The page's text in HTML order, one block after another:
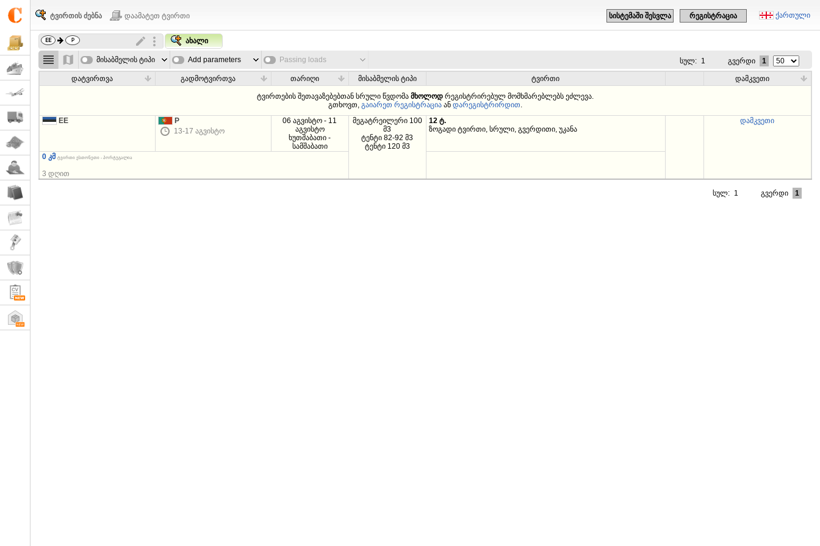
ქართული
სისტემაში შესვლა რეგისტრაცია
ტვირთის ძებნა დაამატეთ ტვირთი
ახალი
მისაბმელის ტიპი Add parameters Passing loads სულ: 1 გვერდი 1
დატვირთვა გადმოტვირთვა თარიღი მისაბმელის ტიპი ტვირთი დამკვეთი
ტვირთების შეთავაზებებთან სრული წვდომა მხოლოდრეგისტრირებულ მომხმარებლებს ეძლევა.
გთხოვთ, გაიარეთ რეგისტრაციაან დარეგისტრირდით.
EE
P
13-17 აგვისტო
06 აგვისტო - 11
აგვისტო
ხუთშაბათი -
სამშაბათი
მეგატრეილერი 100
მ3
ტენტი 82-92 მ3
ტენტი 120 მ3
12 ტ.
ზოგადი ტვირთი, სრული, გვერდითი, უკანა
დამკვეთი
0 კმ ტვირთი ესთონეთი - პორტუგალია
3 დღით
სულ: 1 გვერდი 1